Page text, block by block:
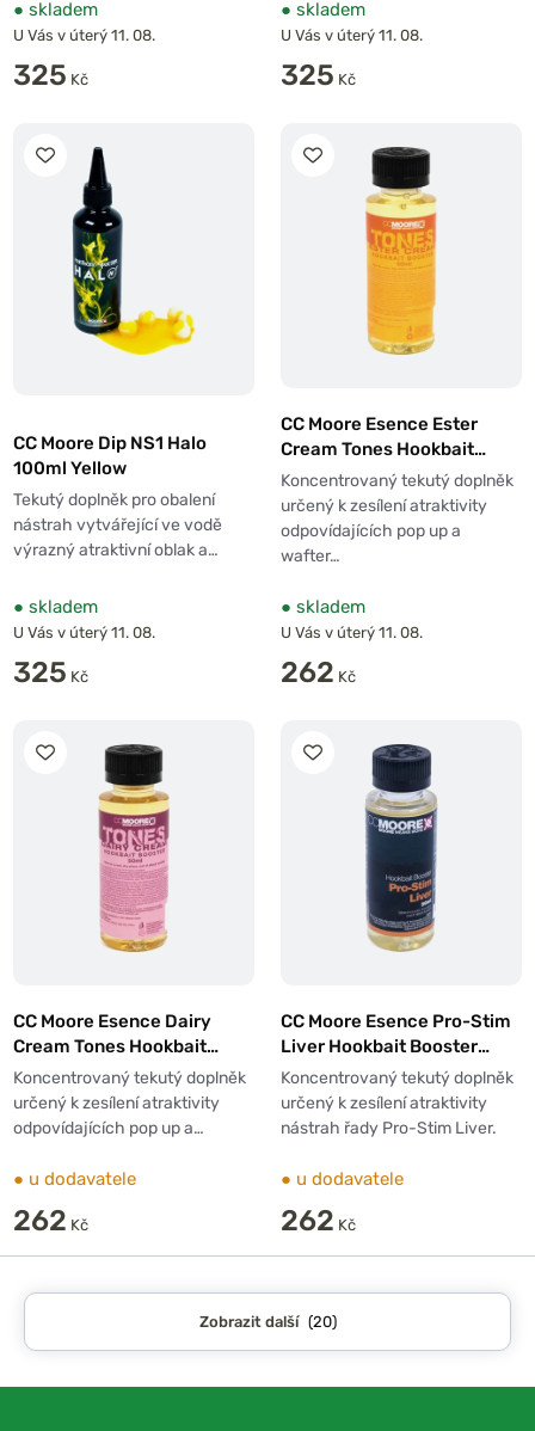
● skladem
U Vás v úterý 11. 08.
325 Kč
● skladem
U Vás v úterý 11. 08.
325 Kč
CC Moore Dip NS1 Halo
100ml Yellow
Tekutý doplněk pro obalení
nástrah vytvářející ve vodě
výrazný atraktivní oblak a…
● skladem
U Vás v úterý 11. 08.
325 Kč
CC Moore Esence Ester
Cream Tones Hookbait
Booster 50ml
Koncentrovaný tekutý doplněk
určený k zesílení atraktivity
odpovídajících pop up a
wafter…
● skladem
U Vás v úterý 11. 08.
262 Kč
CC Moore Esence Dairy
Cream Tones Hookbait
Booster 50ml
Koncentrovaný tekutý doplněk
určený k zesílení atraktivity
odpovídajících pop up a…
● u dodavatele
262 Kč
CC Moore Esence Pro-Stim
Liver Hookbait Booster
50ml
Koncentrovaný tekutý doplněk
určený k zesílení atraktivity
nástrah řady Pro-Stim Liver.
● u dodavatele
262 Kč
Zobrazit další (20)